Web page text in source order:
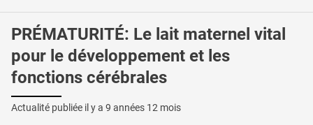
PRÉMATURITÉ: Le lait maternel vital
pour le développement et les
fonctions cérébrales
Actualité publiée il y a 9 années 12 mois